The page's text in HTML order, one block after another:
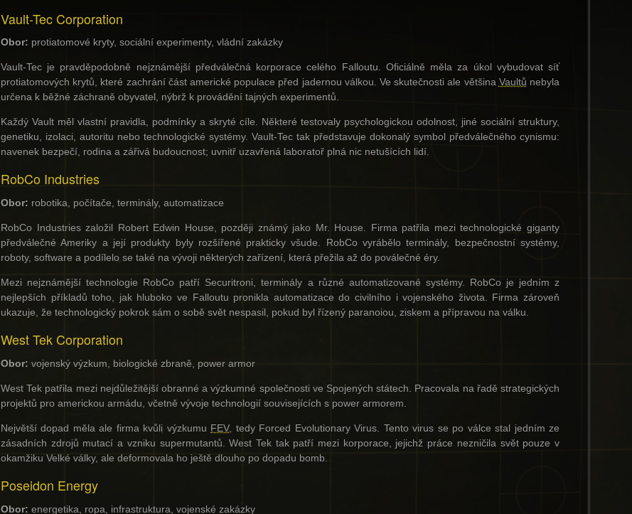
Vault-Tec Corporation
Obor: protiatomové kryty, sociální experimenty, vládní zakázky
Vault-Tec je pravděpodobně nejznámější předválečná korporace celého Falloutu. Oficiálně měla za úkol vybudovat síť
protiatomových krytů, které zachrání část americké populace před jadernou válkou. Ve skutečnosti ale většina Vaultů nebyla
určena k běžné záchraně obyvatel, nýbrž k provádění tajných experimentů.
Každý Vault měl vlastní pravidla, podmínky a skryté cíle. Některé testovaly psychologickou odolnost, jiné sociální struktury,
genetiku, izolaci, autoritu nebo technologické systémy. Vault-Tec tak představuje dokonalý symbol předválečného cynismu:
navenek bezpečí, rodina a zářivá budoucnost; uvnitř uzavřená laboratoř plná nic netušících lidí.
RobCo Industries
Obor: robotika, počítače, terminály, automatizace
RobCo Industries založil Robert Edwin House, později známý jako Mr. House. Firma patřila mezi technologické giganty
předválečné Ameriky a její produkty byly rozšířené prakticky všude. RobCo vyrábělo terminály, bezpečnostní systémy,
roboty, software a podílelo se také na vývoji některých zařízení, která přežila až do poválečné éry.
Mezi nejznámější technologie RobCo patří Securitroni, terminály a různé automatizované systémy. RobCo je jedním z
nejlepších příkladů toho, jak hluboko ve Falloutu pronikla automatizace do civilního i vojenského života. Firma zároveň
ukazuje, že technologický pokrok sám o sobě svět nespasil, pokud byl řízený paranoiou, ziskem a přípravou na válku.
West Tek Corporation
Obor: vojenský výzkum, biologické zbraně, power armor
West Tek patřila mezi nejdůležitější obranné a výzkumné společnosti ve Spojených státech. Pracovala na řadě strategických
projektů pro americkou armádu, včetně vývoje technologií souvisejících s power armorem.
Největší dopad měla ale firma kvůli výzkumu FEV, tedy Forced Evolutionary Virus. Tento virus se po válce stal jedním ze
zásadních zdrojů mutací a vzniku supermutantů. West Tek tak patří mezi korporace, jejichž práce nezničila svět pouze v
okamžiku Velké války, ale deformovala ho ještě dlouho po dopadu bomb.
Poseidon Energy
Obor: energetika, ropa, infrastruktura, vojenské zakázky